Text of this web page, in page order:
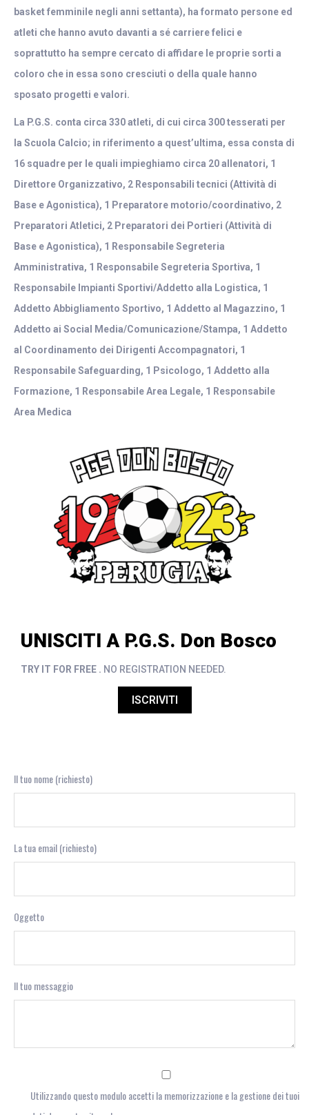
basket femminile negli anni settanta), ha formato persone ed
atleti che hanno avuto davanti a sé carriere felici e
soprattutto ha sempre cercato di affidare le proprie sorti a
coloro che in essa sono cresciuti o della quale hanno
sposato progetti e valori.
La P.G.S. conta circa 330 atleti, di cui circa 300 tesserati per
la Scuola Calcio; in riferimento a quest’ultima, essa consta di
16 squadre per le quali impieghiamo circa 20 allenatori, 1
Direttore Organizzativo, 2 Responsabili tecnici (Attività di
Base e Agonistica), 1 Preparatore motorio/coordinativo, 2
Preparatori Atletici, 2 Preparatori dei Portieri (Attività di
Base e Agonistica), 1 Responsabile Segreteria
Amministrativa, 1 Responsabile Segreteria Sportiva, 1
Responsabile Impianti Sportivi/Addetto alla Logistica, 1
Addetto Abbigliamento Sportivo, 1 Addetto al Magazzino, 1
Addetto ai Social Media/Comunicazione/Stampa, 1 Addetto
al Coordinamento dei Dirigenti Accompagnatori, 1
Responsabile Safeguarding, 1 Psicologo, 1 Addetto alla
Formazione, 1 Responsabile Area Legale, 1 Responsabile
Area Medica
UNISCITI A P.G.S. Don Bosco
TRY IT FOR FREE . NO REGISTRATION NEEDED.
ISCRIVITI
Il tuo nome (richiesto)
La tua email (richiesto)
Oggetto
Il tuo messaggio
Utilizzando questo modulo accetti la memorizzazione e la gestione dei tuoi